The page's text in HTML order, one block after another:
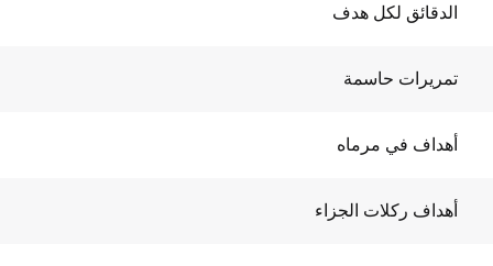
الدقائق لكل هدف
تمريرات حاسمة
أهداف في مرماه
أهداف ركلات الجزاء